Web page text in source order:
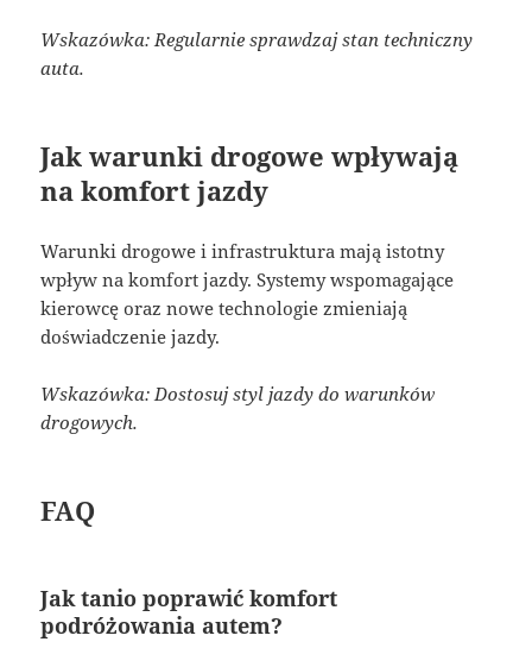
Wskazówka: Regularnie sprawdzaj stan techniczny
auta.
Jak warunki drogowe wpływają
na komfort jazdy
Warunki drogowe i infrastruktura mają istotny
wpływ na komfort jazdy. Systemy wspomagające
kierowcę oraz nowe technologie zmieniają
doświadczenie jazdy.
Wskazówka: Dostosuj styl jazdy do warunków
drogowych.
FAQ
Jak tanio poprawić komfort
podróżowania autem?